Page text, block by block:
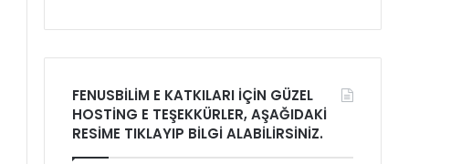
FENUSBİLİM E KATKILARI İÇİN GÜZEL
HOSTİNG E TEŞEKKÜRLER, AŞAĞIDAKİ
RESİME TIKLAYIP BİLGİ ALABİLİRSİNİZ.